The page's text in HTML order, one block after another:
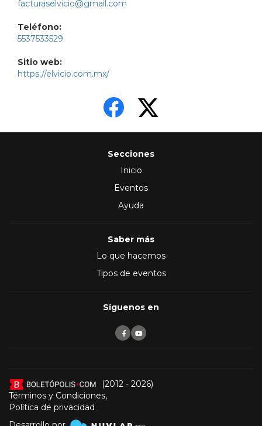
facturaselvicio@gmail.com
Teléfono:
5537533529
Sitio web:
https://elvicio.com.mx/
Secciones
Inicio
Eventos
Ayuda
Saber más
Lo que hacemos
Tipos de eventos
Síguenos en
(2012 - 2026)
Términos y Condiciones,
Política de privacidad